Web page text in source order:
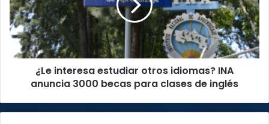
idiomas?
INA
anuncia
3000
becas
clases
¿Le interesa estudiar otros idiomas? INA
anuncia 3000 becas para clases de inglés